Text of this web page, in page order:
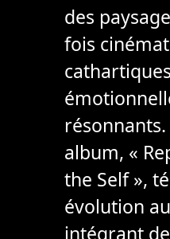
des
fois
album, «
the Self »,
évolution
intégrant